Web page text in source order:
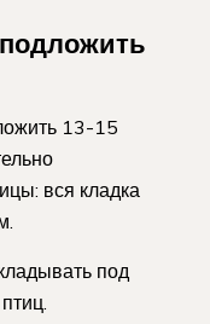
13-15
вся кладка
под